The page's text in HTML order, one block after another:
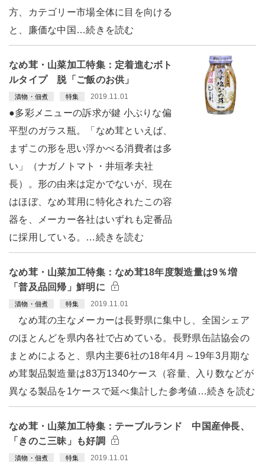
方、カテゴリー市場全体に目を向ける
と、廉価な中国…続きを読む
なめ茸・山菜加工特集：定着進むボト
ルタイプ 脱「ご飯のお供」
漬物・佃煮 特集 2019.11.01
●多彩メニューの訴求が鍵 小ぶりな偏
平型のガラス瓶。「なめ茸といえば、
まずこの形を思い浮かべる消費者は多
い」（ナガノトマト・井垣孝夫社
長）。形の由来は定かでないが、現在
はほぼ、なめ茸用に特化されたこの容
器を、メーカー各社はいずれも定番品
に採用している。…続きを読む
なめ茸・山菜加工特集：なめ茸18年度製造量は9％増
「普及品回帰」鮮明に
漬物・佃煮 特集 2019.11.01
なめ茸の主なメーカーは長野県に集中し、全国シェア
のほとんどを県内各社で占めている。長野県缶詰協会の
まとめによると、県内主要6社の18年4月～19年3月期な
め茸製品製造量は83万1340ケース（容量、入り数などが
異なる製品を1ケースで延べ集計した参考値…続きを読む
なめ茸・山菜加工特集：テーブルランド 中国産伸長、
「きのこ三昧」も好調
漬物・佃煮 特集 2019.11.01